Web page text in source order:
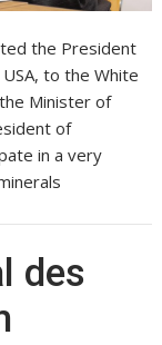
the President
to the White
Minister of
of
in a very
des